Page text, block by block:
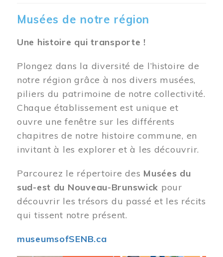
Musées de notre région
Une histoire qui transporte !
Plongez dans la diversité de l’histoire de
notre région grâce à nos divers musées,
piliers du patrimoine de notre collectivité.
Chaque établissement est unique et
ouvre une fenêtre sur les différents
chapitres de notre histoire commune, en
invitant à les explorer et à les découvrir.
Parcourez le répertoire des Musées du
sud-est du Nouveau-Brunswick pour
découvrir les trésors du passé et les récits
qui tissent notre présent.
museumsofSENB.ca